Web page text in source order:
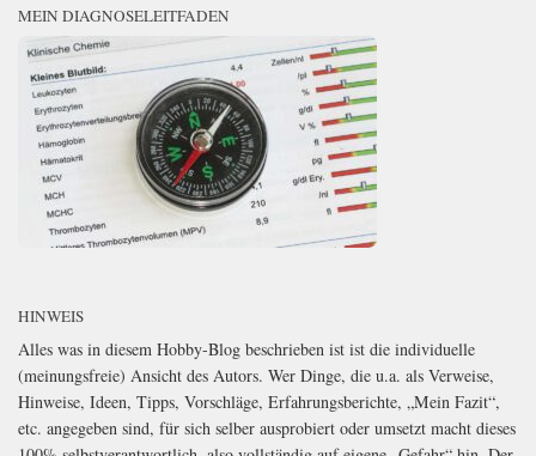
MEIN DIAGNOSELEITFADEN
HINWEIS
Alles was in diesem Hobby-Blog beschrieben ist ist die individuelle
(meinungsfreie) Ansicht des Autors. Wer Dinge, die u.a. als Verweise,
Hinweise, Ideen, Tipps, Vorschläge, Erfahrungsberichte, „Mein Fazit“,
etc. angegeben sind, für sich selber ausprobiert oder umsetzt macht dieses